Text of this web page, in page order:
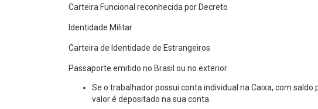
Carteira Funcional reconhecida por Decreto
Identidade Militar
Carteira de Identidade de Estrangeiros
Passaporte emitido no Brasil ou no exterior
Se o trabalhador possui conta individual na Caixa, com
valor é depositado na sua conta.